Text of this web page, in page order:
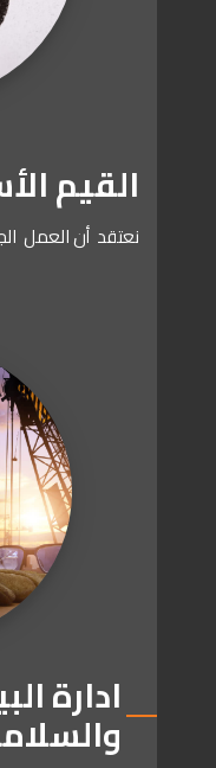
القيم
نعتقد أنالعمل
ادارة